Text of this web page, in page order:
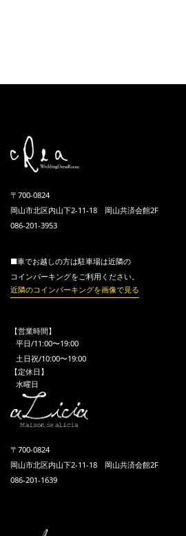
〒700-0824
岡山市北区内山下2-11-18 岡山共済会館2F
086-201-3953
■車でお越しの方は駐車場は近隣の
コインパーキングをご利用ください。
近隣のコインパーキングを画像で見る
【営業時間】
平日/11:00〜19:00
土日祝/10:00〜19:00
【定休日】
水曜日
〒700-0824
岡山市北区内山下2-11-18 岡山共済会館2F
086-201-1639